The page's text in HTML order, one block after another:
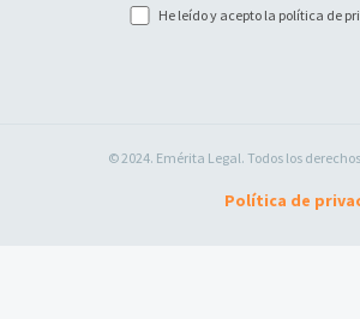
He leído y acepto la política de
© 2024. Emérita Legal. Todos los
Política de